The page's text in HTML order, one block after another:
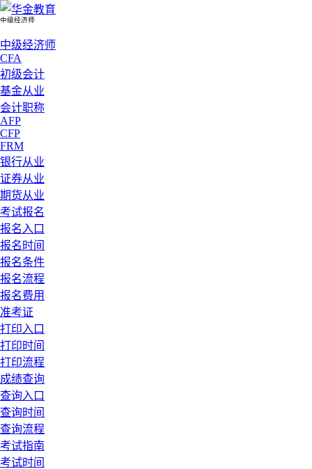
中级经济师
中级经济师
CFA
初级会计
基金从业
会计职称
AFP
CFP
FRM
银行从业
证券从业
期货从业
考试报名
报名入口
报名时间
报名条件
报名流程
报名费用
准考证
打印入口
打印时间
打印流程
成绩查询
查询入口
查询时间
查询流程
考试指南
考试时间